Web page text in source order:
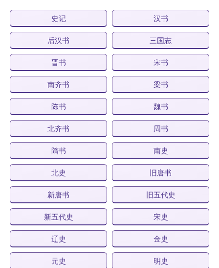
史记 汉书
后汉书 三国志
晋书 宋书
南齐书 梁书
陈书 魏书
北齐书 周书
隋书 南史
北史 旧唐书
新唐书 旧五代史
新五代史 宋史
辽史 金史
元史 明史